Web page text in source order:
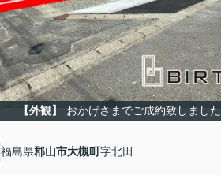
【外観】 おかげさまでご成約致しました
福島県郡山市大槻町字北田